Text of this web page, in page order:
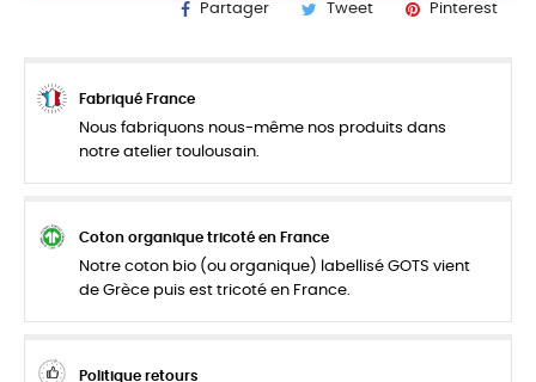
Partager Tweet Pinterest
Fabriqué France
Nous fabriquons nous-même nos produits dans
notre atelier toulousain.
Coton organique tricoté en France
Notre coton bio (ou organique) labellisé GOTS vient
de Grèce puis est tricoté en France.
Politique retours